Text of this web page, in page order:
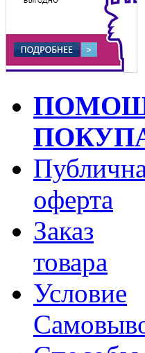
оферта
Заказ
товара
Условие